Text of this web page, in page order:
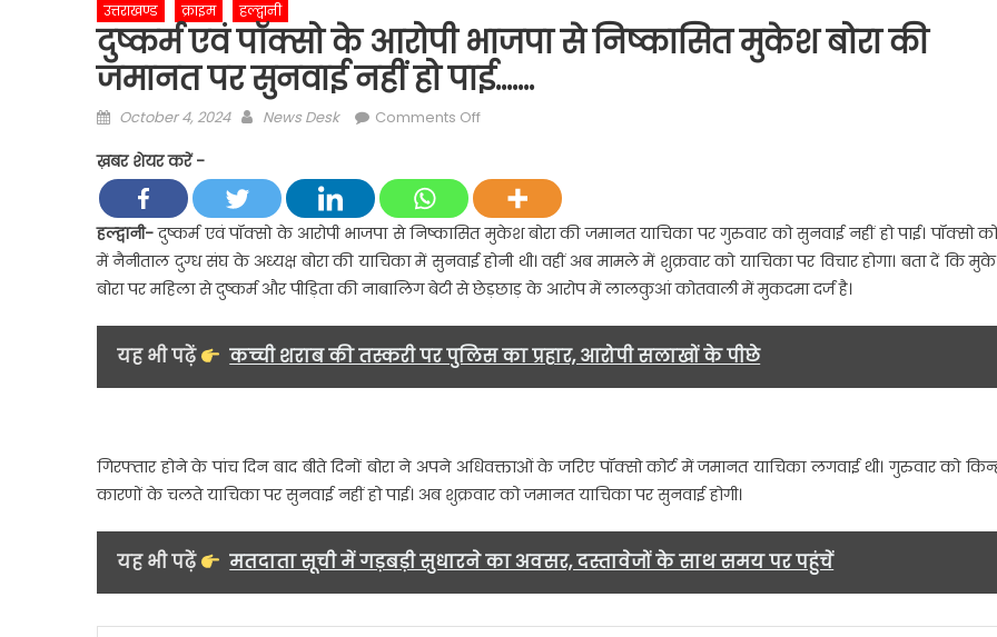
उत्तराखण्ड क्राइम हल्द्वानी
दुष्कर्म एवं पॉक्सो के आरोपी भाजपा से निष्कासित मुकेश बोरा की
जमानत पर सुनवाई नहीं हो पाई…….
Posted
October 4, 2024 Author
News Desk Comments Offon
पॉक्सो
के
आरोपी
भाजपा
से
मुकेश
बोरा
सुनवाई
नहीं
पाई…….
ख़बर शेयर करें -
हल्द्वानी-दुष्कर्म एवं पॉक्सो के आरोपी भाजपा से निष्कासित मुकेश बोरा की जमानत याचिका पर गुरुवार को सुनवाई नहीं हो पाई। पॉक्सो
में नैनीताल दुग्ध संघ के अध्यक्ष बोरा की याचिका में सुनवाई होनी थी। वहीं अब मामले में शुक्रवार को याचिका पर विचार होगा। बता दें कि
बोरा पर महिला से दुष्कर्म और पीड़िता की नाबालिग बेटी से छेड़छाड़ के आरोप में लालकुआं कोतवाली में मुकदमा दर्ज है।
यह भी पढ़ें कच्ची शराब की तस्करी पर पुलिस का प्रहार, आरोपी सलाखों के पीछे
गिरफ्तार होने के पांच दिन बाद बीते दिनों बोरा ने अपने अधिवक्ताओं के जरिए पॉक्सो कोर्ट में जमानत याचिका लगवाई थी। गुरुवार को
कारणों के चलते याचिका पर सुनवाई नहीं हो पाई। अब शुक्रवार को जमानत याचिका पर सुनवाई होगी।
यह भी पढ़ें मतदाता सूची में गड़बड़ी सुधारने का अवसर, दस्तावेजों के साथ समय पर पहुंचें